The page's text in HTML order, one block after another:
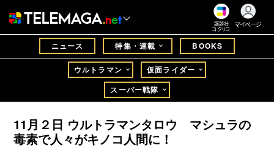
講談社
コクリコ
マイページ
ニュース 特集・連載 BOOKS
ウルトラマン
仮面ライダー
スーパー戦隊
11月２日 ウルトラマンタロウ マシュラの
毒素で人々がキノコ人間に！